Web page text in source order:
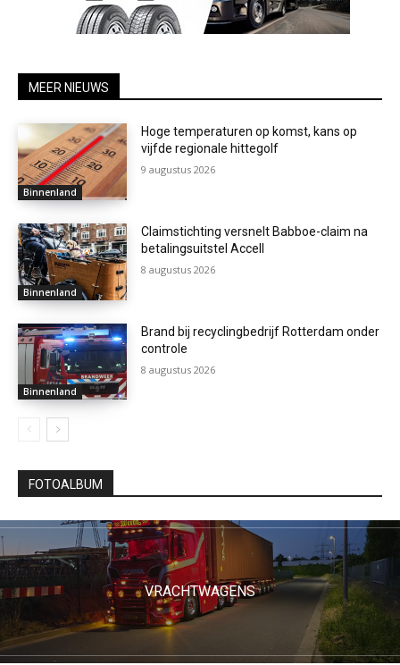
MEER NIEUWS
Binnenland
Hoge temperaturen op komst, kans op
vijfde regionale hittegolf
9 augustus 2026
Binnenland
Claimstichting versnelt Babboe-claim na
betalingsuitstel Accell
8 augustus 2026
Binnenland
Brand bij recyclingbedrijf Rotterdam onder
controle
8 augustus 2026
FOTOALBUM
VRACHTWAGENS